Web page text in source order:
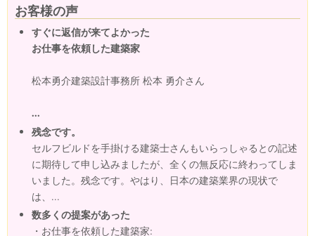
お客様の声
すぐに返信が来てよかった
お仕事を依頼した建築家
松本勇介建築設計事務所 松本 勇介さん
...
残念です。
セルフビルドを手掛ける建築士さんもいらっしゃるとの記述
に期待して申し込みましたが、全くの無反応に終わってしま
いました。残念です。やはり、日本の建築業界の現状で
は、...
数多くの提案があった
・お仕事を依頼した建築家: